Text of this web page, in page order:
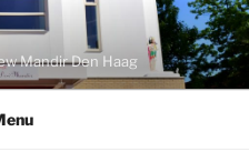
Mandir Den Haag